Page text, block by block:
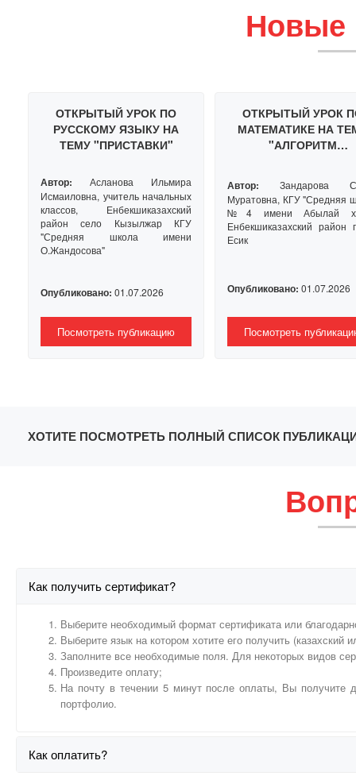
Новые
ОТКРЫТЫЙ УРОК ПО
РУССКОМУ ЯЗЫКУ НА
ТЕМУ "ПРИСТАВКИ"
Автор: Асланова Ильмира
Исмаиловна, учитель начальных
классов, Енбекшиказахский
район село Кызылжар КГУ
"Средняя школа имени
О.Жандосова"
Опубликовано: 01.07.2026
Посмотреть публикацию
ОТКРЫТЫЙ УРОК
МАТЕМАТИКЕ НА
"АЛГОРИТМ
С ПЕРЕХОДОМ
РАЗРЯД"
Автор: Зандарова
Муратовна, КГУ "Средняя
№4 имени Абылай
Енбекшиказахский район
Есик
Опубликовано: 01.07.2026
Посмотреть
ХОТИТЕ ПОСМОТРЕТЬ ПОЛНЫЙ СПИСОК
Как получить сертификат?
Выберите необходимый формат сертификата или
Выберите язык на котором хотите его получить (казахский
Заполните все необходимые поля. Для некоторых видов
Произведите оплату;
На почту в течении 5 минут после оплаты, Вы получите
портфолио.
Как оплатить?